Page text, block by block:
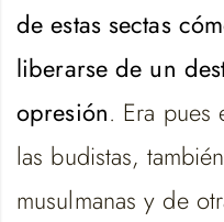
de estas sectas
liberarse de un
opresión. Era
las budistas,
musulmanas y de